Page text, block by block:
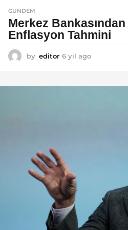
GÜNDEM
Merkez Bankasından
Enflasyon Tahmini
by editor 6 yıl ago
l